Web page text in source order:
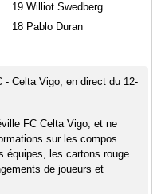
19 Williot Swedberg
18 Pablo Duran
Celta Vigo, en direct du 12-
FC Celta Vigo, et ne
sur les compos
équipes, les cartons rouge
de joueurs et